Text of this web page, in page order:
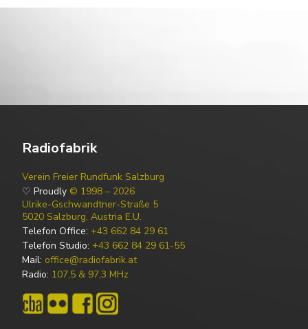
Radiofabrik
Verein Freier Rundfunk Salzburg
♡ Proudly © 1998 – 2026
Ulrike-Gschwandtner-Straße 5
5020 Salzburg, Austria E.U.
Telefon Office: +43 662 84 29 61
Telefon Studio: +43 662 84 29 61-55
Mail: office@radiofabrik.at
Radio: 107,5 & 97,3 MHz